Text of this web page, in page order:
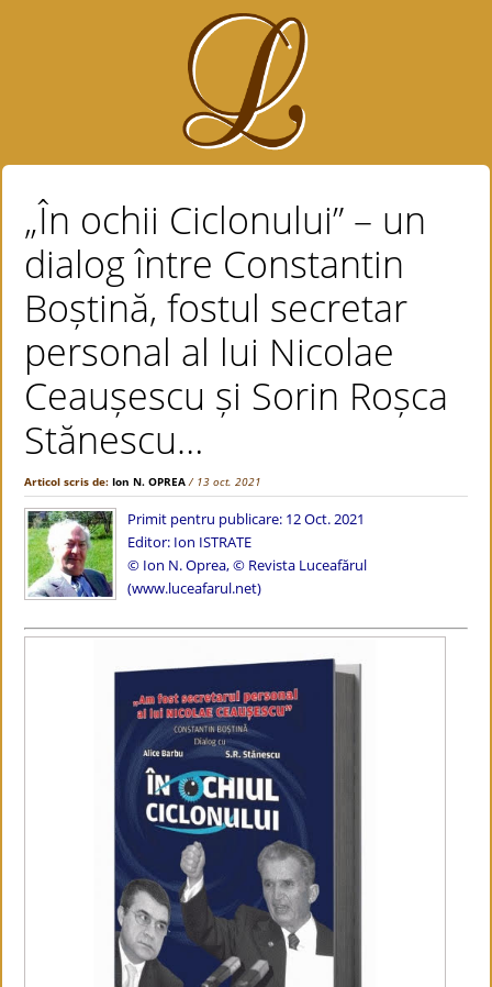
„În ochii Ciclonului” – un
dialog între Constantin
Boștină, fostul secretar
personal al lui Nicolae
Ceaușescu și Sorin Roșca
Stănescu…
Articol scris de:Ion N. OPREA / 13 oct. 2021
Primit pentru publicare: 12 Oct. 2021
Editor: Ion ISTRATE
© Ion N. Oprea, © Revista Luceafărul
(www.luceafarul.net)